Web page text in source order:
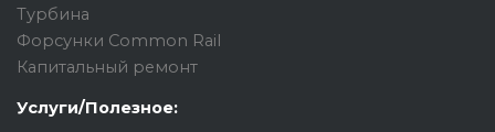
Турбина
Форсунки Common Rail
Капитальный ремонт
Услуги/Полезное: